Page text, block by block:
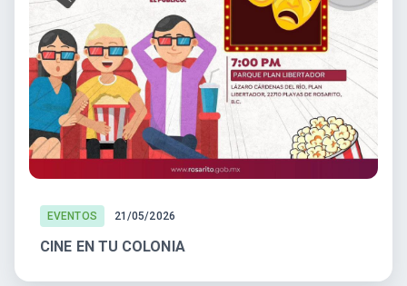
EVENTOS 21/05/2026
CINE EN TU COLONIA